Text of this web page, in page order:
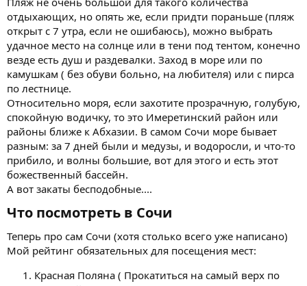
отдыхающих, но опять же, если придти пораньше (пляж
открыт с 7 утра, если не ошибаюсь), можно выбрать
удачное место на солнце или в тени под тентом, конечно
везде есть душ и раздевалки. Заход в море или по
камушкам ( без обуви больно, на любителя) или с пирса
по лестнице.
Относительно моря, если захотите прозрачную, голубую,
спокойную водичку, то это Имеретинский район или
районы ближе к Абхазии. В самом Сочи море бывает
разным: за 7 дней были и медузы, и водоросли, и что-то
прибило, и волны большие, вот для этого и есть этот
божественный бассейн.
А вот закаты бесподобные....
Что посмотреть в Сочи​
Теперь про сам Сочи (хотя столько всего уже написано)
Мой рейтинг обязательных для посещения мест:
Красная Поляна ( Прокатиться на самый верх по